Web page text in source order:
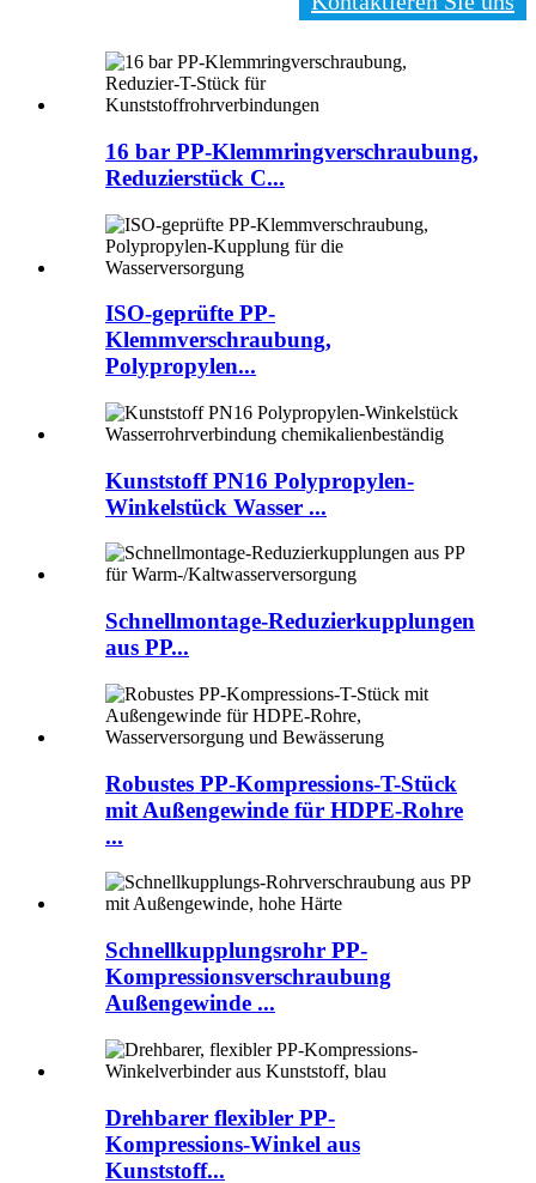
16 bar PP-Klemmringverschraubung,
Reduzierstück C...
ISO-geprüfte PP-
Klemmverschraubung,
Polypropylen...
Kunststoff PN16 Polypropylen-
Winkelstück Wasser ...
Schnellmontage-Reduzierkupplungen
aus PP...
Robustes PP-Kompressions-T-Stück
mit Außengewinde für HDPE-Rohre
...
Schnellkupplungsrohr PP-
Kompressionsverschraubung
Außengewinde ...
Drehbarer flexibler PP-
Kompressions-Winkel aus
Kunststoff...